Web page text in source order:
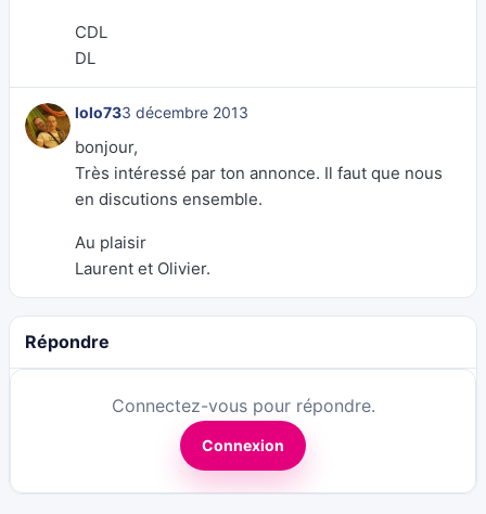
CDL
DL
lolo733 décembre 2013
bonjour,
Très intéressé par ton annonce. Il faut que nous
en discutions ensemble.
Au plaisir
Laurent et Olivier.
Répondre
Connectez-vous pour répondre.
Connexion